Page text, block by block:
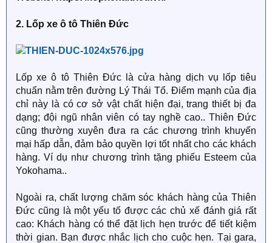
2. Lốp xe ô tô Thiên Đức
Lốp xe ô tô Thiên Đức là cửa hàng dịch vụ lốp tiêu
chuẩn nằm trên đường Lý Thái Tổ. Điểm mạnh của địa
chỉ này là có cơ sở vật chất hiện đại, trang thiết bị đa
dạng; đội ngũ nhân viên có tay nghề cao.. Thiên Đức
cũng thường xuyên đưa ra các chương trình khuyến
mại hấp dẫn, đảm bảo quyền lợi tốt nhất cho các khách
hàng. Ví dụ như chương trình tặng phiếu Esteem của
Yokohama..
Ngoài ra, chất lượng chăm sóc khách hàng của Thiên
Đức cũng là một yếu tố được các chủ xế đánh giá rất
cao: Khách hàng có thể đặt lịch hẹn trước để tiết kiệm
thời gian. Bạn được nhắc lịch cho cuộc hẹn. Tại gara,